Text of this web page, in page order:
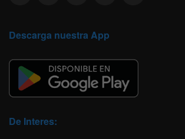
Descarga nuestra App
De Interes: